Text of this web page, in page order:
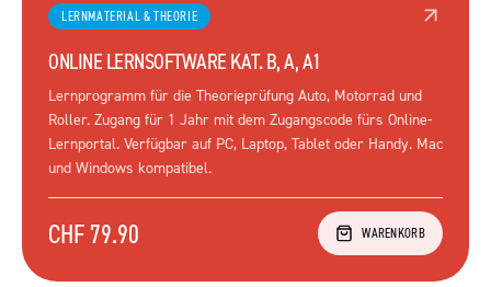
LERNMATERIAL & THEORIE
ONLINE LERNSOFTWARE KAT. B, A, A1
Lernprogramm für die Theorieprüfung Auto, Motorrad und
Roller. Zugang für 1 Jahr mit dem Zugangscode fürs Online-
Lernportal. Verfügbar auf PC, Laptop, Tablet oder Handy. Mac
und Windows kompatibel.
CHF 79.90 WARENKORB